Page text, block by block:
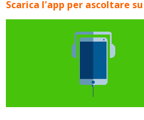
Scarica l'app per ascoltare